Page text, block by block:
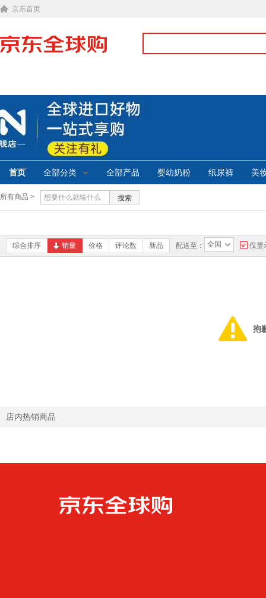
京东首页
首页 全部分类 全部产品 婴幼奶粉 纸尿裤 美
所有商品 > 搜索
综合排序 销量 价格 评论数 新品 配送至： 全国 仅显
抱
店内热销商品